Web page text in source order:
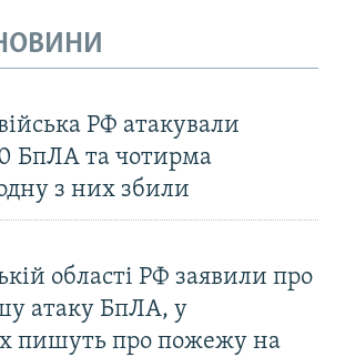
РФ атакували
БпЛА та чотирма
з них збили
області РФ заявили про
атаку БпЛА, у
пишуть про пожежу на